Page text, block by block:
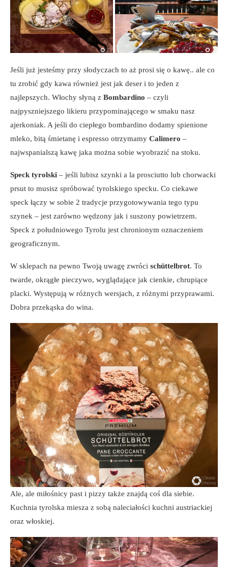
Jeśli już jesteśmy przy słodyczach to aż prosi się o kawę.. ale co
tu zrobić gdy kawa również jest jak deser i to jeden z
najlepszych. Włochy słyną z Bombardino – czyli
najpyszniejszego likieru przypominającego w smaku nasz
ajerkoniak. A jeśli do ciepłego bombardino dodamy spienione
mleko, bitą śmietanę i espresso otrzymamy Calimero –
najwspanialszą kawę jaka można sobie wyobrazić na stoku.
Speck tyrolski – jeśli lubisz szynki a la prosciutto lub chorwacki
prsut to musisz spróbować tyrolskiego specku. Co ciekawe
speck łączy w sobie 2 tradycje przygotowywania tego typu
szynek – jest zarówno wędzony jak i suszony powietrzem.
Speck z południowego Tyrolu jest chronionym oznaczeniem
geograficznym.
W sklepach na pewno Twoją uwagę zwróci schüttelbrot. To
twarde, okrągłe pieczywo, wyglądające jak cienkie, chrupiące
placki. Występują w różnych wersjach, z różnymi przyprawami.
Dobra przekąska do wina.
Ale, ale miłośnicy past i pizzy także znajdą coś dla siebie.
Kuchnia tyrolska miesza z sobą naleciałości kuchni austriackiej
oraz włoskiej.